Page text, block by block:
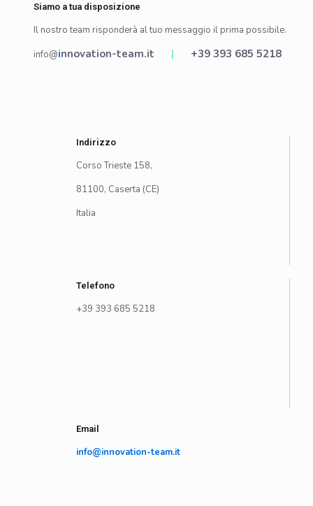
Siamo a tua disposizione
Il nostro team risponderà al tuo messaggio il prima possibile.
info@innovation-team.it | +39 393 685 5218
Indirizzo
Corso Trieste 158,
81100, Caserta (CE)
Italia
Telefono
+39 393 685 5218
Email
info@innovation-team.it